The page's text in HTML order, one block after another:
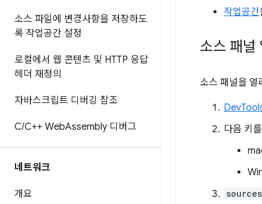
소스 파일에 변경사항을 저장하도
록 작업공간 설정
로컬에서 웹 콘텐츠 및 HTTP 응답
헤더 재정의
자바스크립트 디버깅 참조
C/C++ WebAssembly 디버그
네트워크
개요
작업공간
소스 패널
소스 패널을 열
다음 키
sources